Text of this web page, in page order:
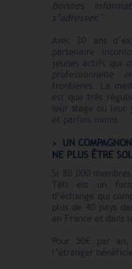
bonnes
s’adresser."
Avec 30 ans
partenaire
jeunes actifs qui
professionnelle
frontières. La
est que très
leur stage ou leur
et parfois moins.
UN
NE PLUS ÊTRE
Si 80 000
Téli est un
d’échange qui
plus de 40 pays
en France et dans
Pour 50€ par
l’étranger